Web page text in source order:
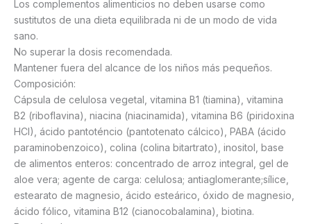
Los complementos alimenticios no deben usarse como
sustitutos de una dieta equilibrada ni de un modo de vida
sano.
No superar la dosis recomendada.
Mantener fuera del alcance de los niños más pequeños.
Composición:
Cápsula de celulosa vegetal, vitamina B1 (tiamina), vitamina
B2 (riboflavina), niacina (niacinamida), vitamina B6 (piridoxina
HCI), ácido pantoténcio (pantotenato cálcico), PABA (ácido
paraminobenzoico), colina (colina bitartrato), inositol, base
de alimentos enteros: concentrado de arroz integral, gel de
aloe vera; agente de carga: celulosa; antiaglomerante;sílice,
estearato de magnesio, ácido esteárico, óxido de magnesio,
ácido fólico, vitamina B12 (cianocobalamina), biotina.